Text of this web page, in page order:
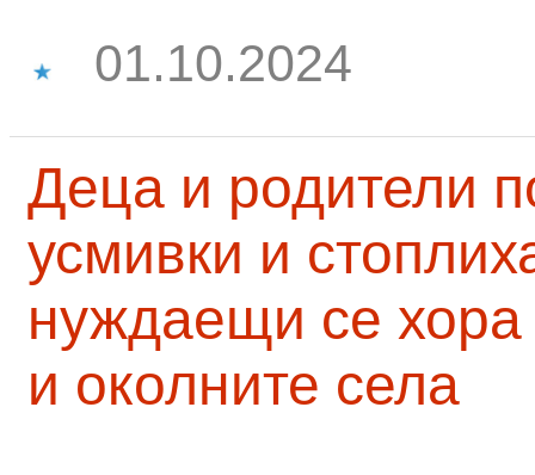
01.10.2024
Деца и родители
усмивки и
нуждаещи се
и околните села